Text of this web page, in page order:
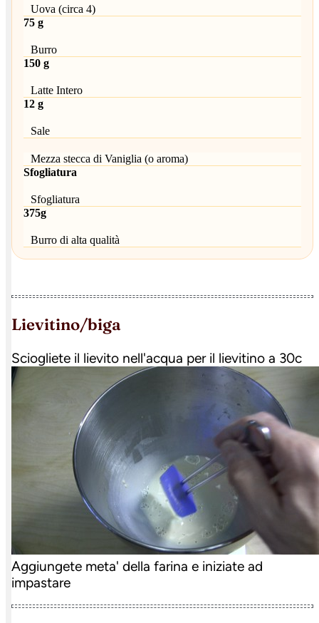
Uova (circa 4)
75 g
Burro
150 g
Latte Intero
12 g
Sale
Mezza stecca di Vaniglia (o aroma)
Sfogliatura
Sfogliatura
375g
Burro di alta qualità
lievitino/biga
Sciogliete il lievito nell'acqua per il lievitino a 30c
Aggiungete meta' della farina e iniziate ad
impastare